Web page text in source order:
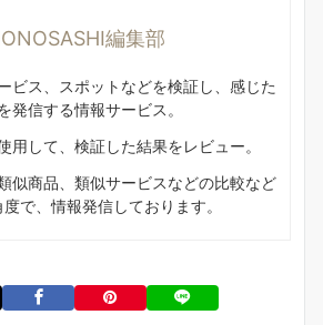
編集部
ビス、スポットなどを検証し、感じた
発信する情報サービス。
用して、検証した結果をレビュー。
似商品、類似サービスなどの比較など
で、情報発信しております。